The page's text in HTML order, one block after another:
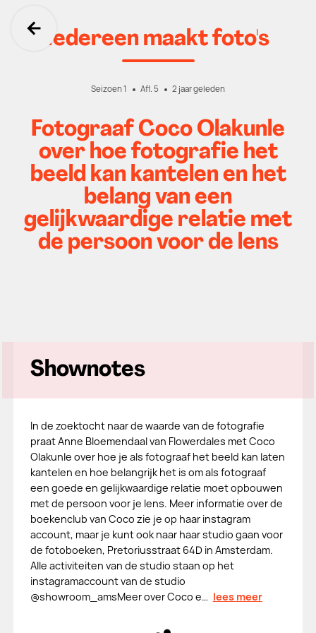
Ga terug
Iedereen maakt foto's
Seizoen 1 Afl. 5 2 jaar geleden
Fotograaf Coco Olakunle
over hoe fotografie het
beeld kan kantelen en het
belang van een
gelijkwaardige relatie met
de persoon voor de lens
Shownotes
In de zoektocht naar de waarde van de fotografie
praat Anne Bloemendaal van Flowerdales met Coco
Olakunle over hoe je als fotograaf het beeld kan laten
kantelen en hoe belangrijk het is om als fotograaf
een goede en gelijkwaardige relatie moet opbouwen
met de persoon voor je lens. Meer informatie over de
boekenclub van Coco zie je op haar instagram
account, maar je kunt ook naar haar studio gaan voor
de fotoboeken, Pretoriusstraat 64D in Amsterdam.
Alle activiteiten van de studio staan op het
instagramaccount van de studio
@showroom_amsMeer over Coco e… lees meer